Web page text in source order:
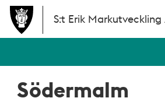
Hoppa till huvudinnehållet
S:t Erik Markutveckling
Södermalm